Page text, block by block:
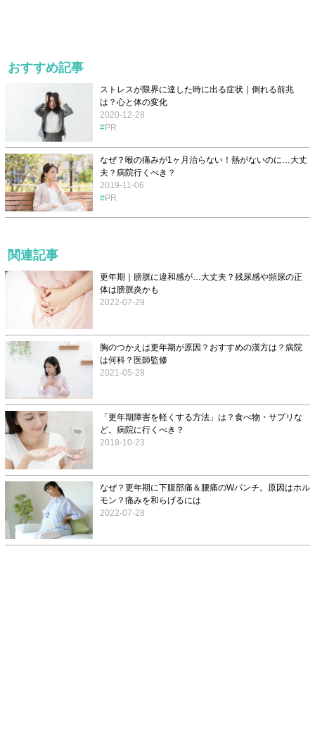
おすすめ記事
ストレスが限界に達した時に出る症状｜倒れる前兆
は？心と体の変化
2020-12-28
PR
なぜ？喉の痛みが1ヶ月治らない！熱がないのに…大丈
夫？病院行くべき？
2019-11-06
PR
関連記事
更年期｜膀胱に違和感が…大丈夫？残尿感や頻尿の正
体は膀胱炎かも
2022-07-29
胸のつかえは更年期が原因？おすすめの漢方は？病院
は何科？医師監修
2021-05-28
「更年期障害を軽くする方法」は？食べ物・サプリな
ど。病院に行くべき？
2018-10-23
なぜ？更年期に下腹部痛＆腰痛のWパンチ。原因はホル
モン？痛みを和らげるには
2022-07-28